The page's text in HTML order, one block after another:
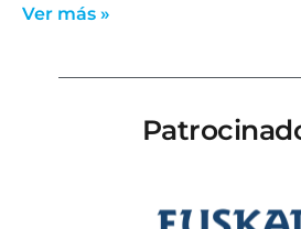
Ver más »